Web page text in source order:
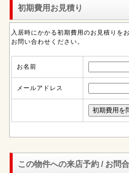
初期費用お見積り
入居時にかかる初期費用のお見積りを
お問い合わせください。
お名前
メールアドレス
この物件への来店予約 / お問